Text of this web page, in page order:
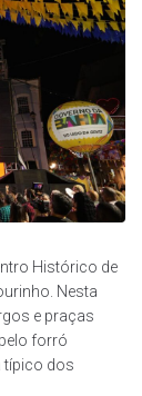
Histórico de
Nesta
e praças
forró
típico dos